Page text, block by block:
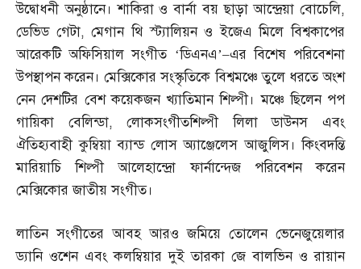
উদ্বোধনী অনুষ্ঠানে। শাকিরা ও বার্না বয় ছাড়া আন্দ্রেয়া বোচেলি,
ডেভিড গেটা,মেগান থি স্ট্যালিয়ন ও ইজেএ মিলে বিশ্বকাপের
আরেকটি অফিসিয়াল সংগীত ‘ডিএনএ’–এর বিশেষ পরিবেশনা
উপস্থাপন করেন। মেক্সিকোর সংস্কৃতিকে বিশ্বমঞ্চে তুলে ধরতে অংশ
নেন দেশটির বেশ কয়েকজন খ্যাতিমান শিল্পী। মঞ্চে ছিলেন পপ
গায়িকা বেলিন্ডা,লোকসংগীতশিল্পী লিলা ডাউনস এবং
ঐতিহ্যবাহী কুম্বিয়া ব্যান্ড লোস অ্যাঞ্জেলেস আজুলিস। কিংবদন্তি
মারিয়াচি শিল্পী আলেহান্দ্রো ফার্নান্দেজ পরিবেশন করেন
মেক্সিকোর জাতীয় সংগীত।
লাতিন সংগীতের আবহ আরও জমিয়ে তোলেন ভেনেজুয়েলার
ড্যানি ওশেন এবং কলম্বিয়ার দুই তারকা জে বালভিন ও রায়ান